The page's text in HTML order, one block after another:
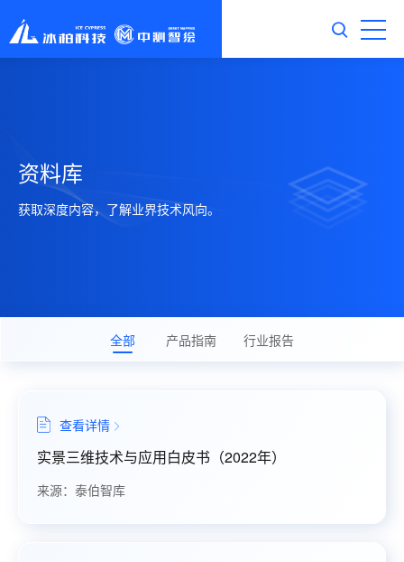
资料库
获取深度内容，了解业界技术风向。
全部 产品指南 行业报告
查看详情
实景三维技术与应用白皮书（2022年）
来源：泰伯智库